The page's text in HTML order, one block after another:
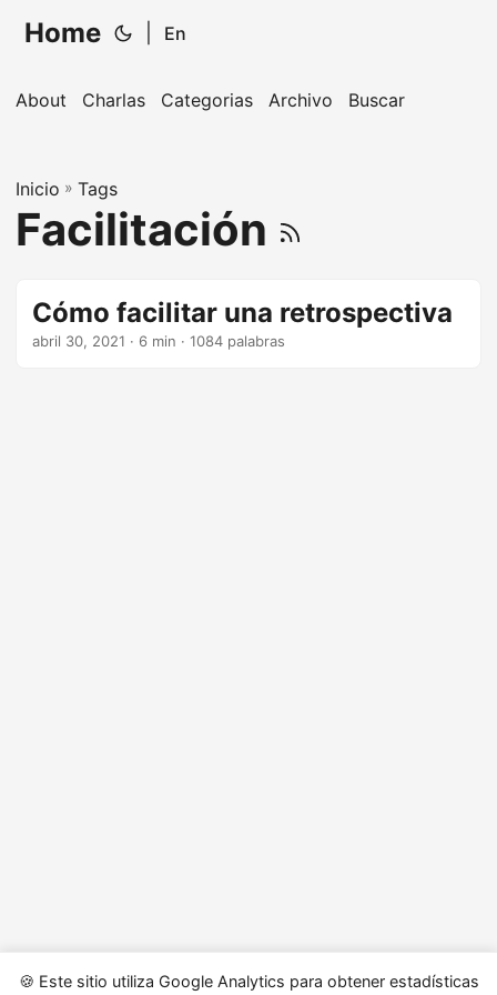
🍪 Este sitio utiliza Google Analytics para obtener estadísticas
Home En
About Charlas Categorias Archivo Buscar
Inicio » Tags
Facilitación
Cómo facilitar una retrospectiva
abril 30, 2021 · 6 min · 1084 palabras